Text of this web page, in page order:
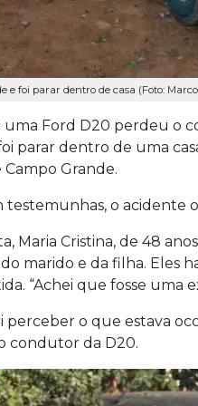
e foi parar dentro de casa (Foto:
uma Ford D20 perdeu o
parar dentro de uma
Grande.
testemunhas, o acidente
Maria Cristina, de 48
marido e da filha. Eles
“Achei que fosse uma
perceber o que estava
condutor da D20.